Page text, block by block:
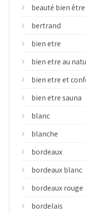
beauté bien être
bertrand
bien etre
bien etre au
bien etre et
bien etre sauna
blanc
blanche
bordeaux
bordeaux blanc
bordeaux rouge
bordelais